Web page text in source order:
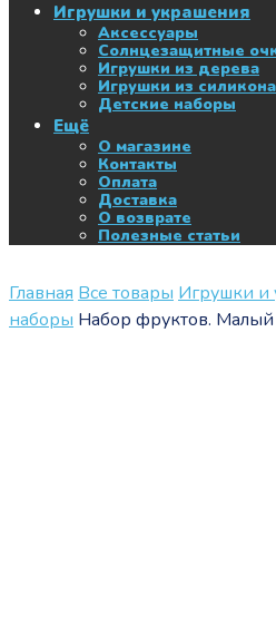
Игрушки и украшения
Аксессуары
Солнцезащитные
Игрушки из дерева
Игрушки из силикона
Детские наборы
Ещё
О магазине
Контакты
Оплата
Доставка
О возврате
Полезные статьи
Главная Все товары Игрушки и
наборы Набор фруктов.